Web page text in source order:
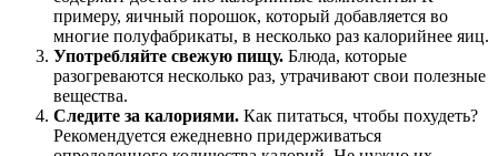
примеру, яичный порошок, который добавляется во
многие полуфабрикаты, в несколько раз калорийнее яиц.
Употребляйте свежую пищу. Блюда, которые
разогреваются несколько раз, утрачивают свои полезные
вещества.
Следите за калориями. Как питаться, чтобы похудеть?
Рекомендуется ежедневно придерживаться